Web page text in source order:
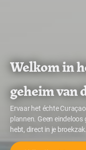
Welkom in
geheim van
Ervaar het échte
plannen. Geen
hebt, direct in je broekzak.